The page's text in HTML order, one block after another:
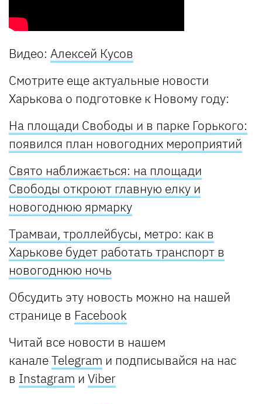
Видео: Алексей Кусов
Смотрите еще актуальные новости
Харькова о подготовке к Новому году:
На площади Свободы и в парке Горького:
появился план новогодних мероприятий
Свято наближається: на площади
Свободы откроют главную елку и
новогоднюю ярмарку
Трамваи, троллейбусы, метро: как в
Харькове будет работать транспорт в
новогоднюю ночь
Обсудить эту новость можно на нашей
странице в Facebook
Читай все новости в нашем
каналеTelegram и подписывайся на нас
в Instagram и Viber